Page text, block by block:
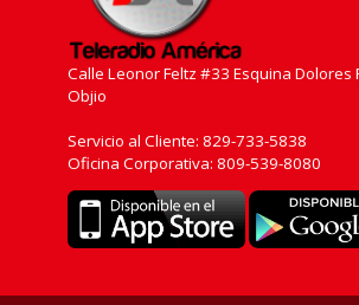
Calle Leonor Feltz #33 Esquina Dolores
Objio
Servicio al Cliente: 829-733-5838
Oficina Corporativa: 809-539-8080